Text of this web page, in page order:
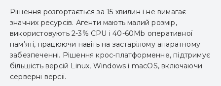
Рішення розгортається за 15 хвилин і не вимагає
значних ресурсів. Агенти мають малий розмір,
використовують 2-3% CPU і 40-60Mb оперативної
пам’яті, працюючи навіть на застарілому апаратному
забезпеченні. Рішення крос-платформенне, підтримує
більшість версій Linux, Windows і macOS, включаючи
серверні версії.